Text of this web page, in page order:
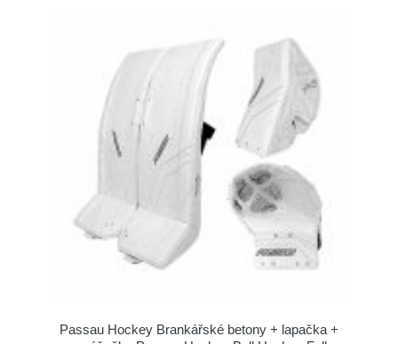
Passau Hockey Brankářské betony + lapačka +